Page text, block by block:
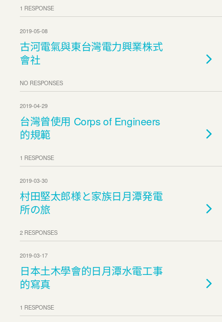
1 RESPONSE
2019-05-08
古河電氣與東台灣電力興業株式
會社
NO RESPONSES
2019-04-29
台灣曾使用 Corps of Engineers
的規範
1 RESPONSE
2019-03-30
村田堅太郎様と家族日月潭発電
所の旅
2 RESPONSES
2019-03-17
日本土木學會的日月潭水電工事
的寫真
1 RESPONSE